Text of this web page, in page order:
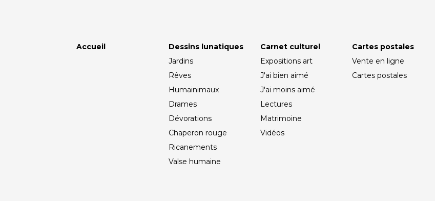
Accueil
Dessins lunatiques
Jardins
Rêves
Humainimaux
Drames
Dévorations
Chaperon rouge
Ricanements
Valse humaine
Carnet culturel
Expositions art
J'ai bien aimé
J'ai moins aimé
Lectures
Matrimoine
Vidéos
Cartes postales
Vente en ligne
Cartes postales